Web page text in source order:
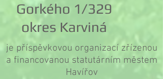
Gorkého 1/329
okres Karviná
je příspěvkovou organizací zřízenou
a financovanou statutárním městem
Havířov